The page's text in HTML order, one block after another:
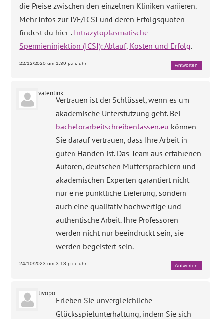
die Preise zwischen den einzelnen Kliniken variieren.
Mehr Infos zur IVF/ICSI und deren Erfolgsquoten
findest du hier : Intrazytoplasmatische
Spermieninjektion (ICSI): Ablauf, Kosten und Erfolg.
22/12/2020 um 1:39 p.m. uhr Antworten
valentink
Vertrauen ist der Schlüssel, wenn es um
akademische Unterstützung geht. Bei
bachelorarbeitschreibenlassen.eu können
Sie darauf vertrauen, dass Ihre Arbeit in
guten Händen ist. Das Team aus erfahrenen
Autoren, deutschen Muttersprachlern und
akademischen Experten garantiert nicht
nur eine pünktliche Lieferung, sondern
auch eine qualitativ hochwertige und
authentische Arbeit. Ihre Professoren
werden nicht nur beeindruckt sein, sie
werden begeistert sein.
24/10/2023 um 3:13 p.m. uhr Antworten
tivopo
Erleben Sie unvergleichliche
Glücksspielunterhaltung, indem Sie sich